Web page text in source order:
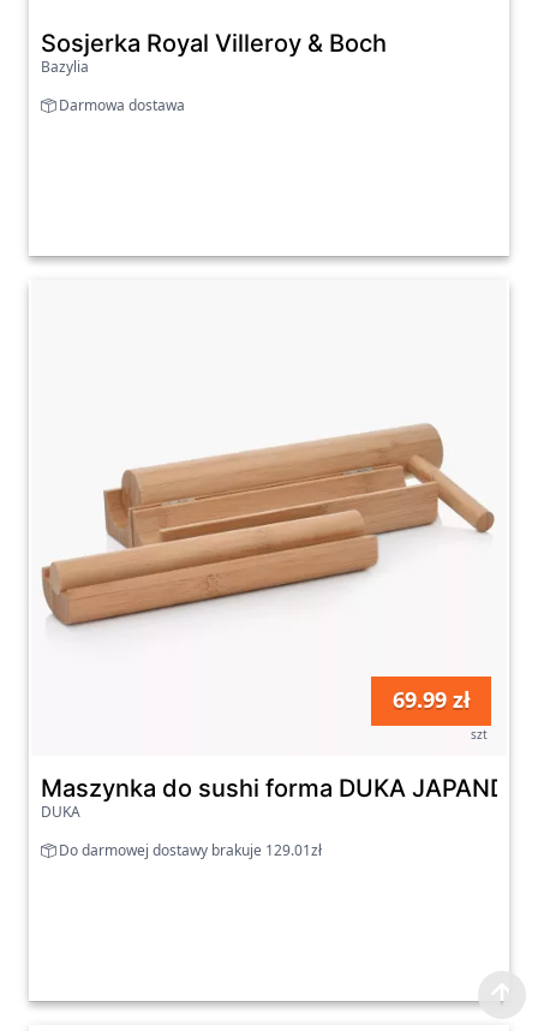
Sosjerka Royal Villeroy & Boch
Bazylia
Darmowa dostawa
69.99 zł
szt
Maszynka do sushi forma DUKA JAPANDI
DUKA
Do darmowej dostawy brakuje 129.01zł